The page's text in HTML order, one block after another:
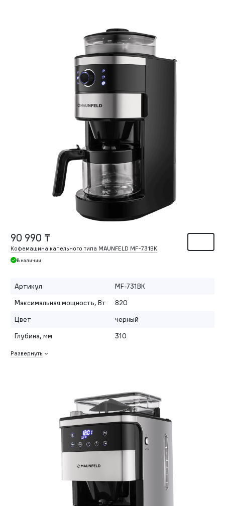
90 990 ₸
Кофемашина капельного типа MAUNFELD MF-731BK
В наличии
Артикул
MF-731BK
Максимальная мощность, Вт
820
Цвет
черный
Глубина, мм
310
Развернуть